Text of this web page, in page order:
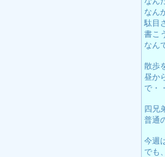
なん
駄目
書こ
なん
散歩
昼か
で・
四兄
普通
今週
でも